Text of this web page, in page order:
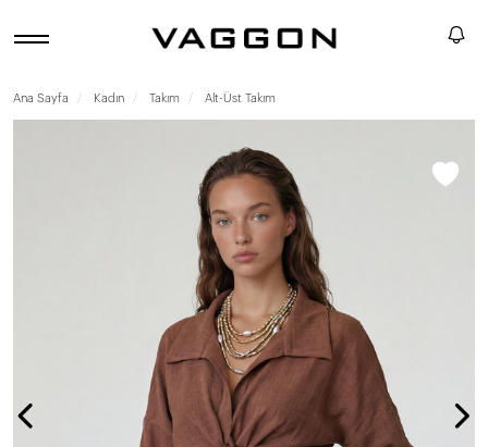
Ana Sayfa Kadın Takım Alt-Üst Takım